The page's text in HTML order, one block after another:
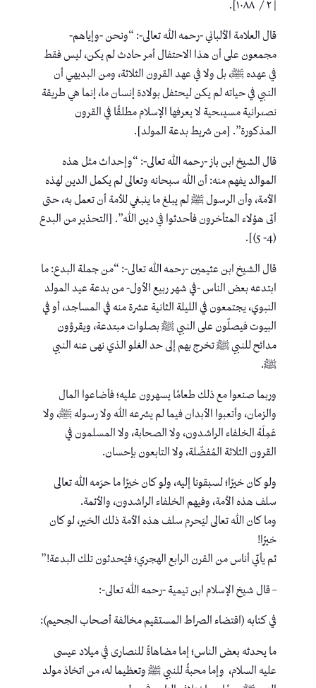
قال العلامة الألباني -رحمه الله تعالى-: “ونحن -وإياهم-
مجمعون على أن هذا الاحتفال أمر حادث لم يكن، ليس فقط
في عهده ﷺ، بل ولا في عهد القرون الثلاثة، ومن البديهي أن
النبي في حياته لم يكن ليحتفل بولادة إنسان ما، إنما هي طريقة
نصـ،ـرانية مسيـ،ـحية لا يعرفها الإسلام مطلقًا في القرون
المذكورة”. [من شريط بدعة المولد].
قال الشيخ ابن باز -رحمه الله تعالى-: “وإحداث مثل هذه
الموالد يفهم منه: أن الله سبحانه وتعالى لم يكمل الدين لهذه
الأمة، وأن الرسول ﷺ لم يبلغ ما ينبغي للأمة أن تعمل به، حتى
أتى هؤلاء المتأخرون فأحدثوا في دين الله”. [التحذير من البدع
(4- 5)].
قال الشيخ ابن عثيمين -رحمه الله تعالى-: “من جملة البدع: ما
ابتدعه بعض الناس -في شهر ربيع الأول- من بدعة عيد المولد
النبوي، يجتمعون في الليلة الثانية عشرة منه في المساجد، أو في
البيوت فيصلّون على النبي ﷺ بصلوات مبتدعة، ويقرؤون
مدائح للنبي ﷺ تخرج بهم إلى حد الغلو الذي نهى عنه النبي
ﷺ.
وربما صنعوا مع ذلك طعامًا يسهرون عليه؛ فأضاعوا المال
والزمان، وأتعبوا الأبدان فيما لم يشرعه الله ولا رسوله ﷺ، ولا
عَمِلَهُ الخلفاء الراشدون، ولا الصحابة، ولا المسلمون في
القرون الثلاثة المُفضّلة، ولا التابعون بإحسان.
ولو كان خيرًا؛ لسبقونا إليه، ولو كان خيرًا ما حرَمه الله تعالى
سلف هذه الأمة، وفيهم الخلفاء الراشدون، والأئمة.
وما كان الله تعالى ليَحرم سلف هذه الأمة ذلك الخير، لو كان
خيرًا!
ثم يأتي أناس من القرن الرابع الهجري؛ فيُحدثون تلك البدعة!”
– قال شيخ الإسلام ابن تيمية -رحمه الله تعالى-:
في كتابه (اقتضاء الصراط المستقيم مخالفة أصحاب الجحيم):
ما يحدثه بعض الناس؛ إما مضاهاةً للنصارى في ميلاد عيسى
عليه السلام، وإما محبةً للنبي ﷺ وتعظيما له، من اتخاذ مولد